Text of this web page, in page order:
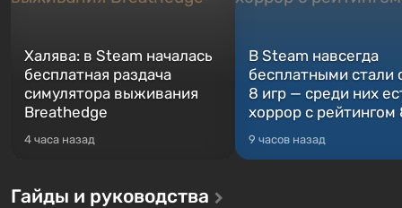
Халява: в Steam началась
бесплатная раздача
симулятора выживания
Breathedge
4 часа назад
В Steam навсегда
бесплатными стали
8 игр — среди них
хоррор с рейтингом
9 часов назад
Гайды и руководства